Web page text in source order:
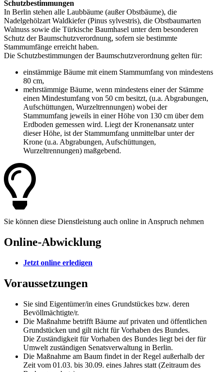
Schutzbestimmungen
In Berlin stehen alle Laubbäume (außer Obstbäume), die
Nadelgehölzart Waldkiefer (Pinus sylvestris), die Obstbaumarten
Walnuss sowie die Türkische Baumhasel unter dem besonderen
Schutz der Baumschutzverordnung, sofern sie bestimmte
Stammumfänge erreicht haben.
Die Schutzbestimmungen der Baumschutzverordnung gelten für:
einstämmige Bäume mit einem Stammumfang von mindestens
80 cm,
mehrstämmige Bäume, wenn mindestens einer der Stämme
einen Mindestumfang von 50 cm besitzt, (u.a. Abgrabungen,
Aufschüttungen, Wurzeltrennungen) wobei der
Stammumfang jeweils in einer Höhe von 130 cm über dem
Erdboden gemessen wird. Liegt der Kronenansatz unter
dieser Höhe, ist der Stammumfang unmittelbar unter der
Krone (u.a. Abgrabungen, Aufschüttungen,
Wurzeltrennungen) maßgebend.
Sie können diese Dienstleistung auch online in Anspruch nehmen
Online-Abwicklung
Jetzt online erledigen
Voraussetzungen
Sie sind Eigentümer/in eines Grundstückes bzw. deren
Bevöllmächtigte/r.
Die Maßnahme betrifft Bäume auf privaten und öffentlichen
Grundstücken und gilt nicht für Vorhaben des Bundes.
Die Zuständigkeit für Vorhaben des Bundes liegt bei der für
Umwelt zuständigen Senatsverwaltung in Berlin.
Die Maßnahme am Baum findet in der Regel außerhalb der
Zeit vom 01.03. bis 30.09. eines Jahres statt (Zeitraum des